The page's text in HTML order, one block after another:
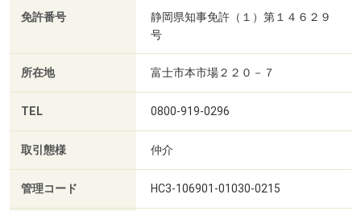
免許番号
静岡県知事免許（１）第１４６２９
号
所在地 富士市本市場２２０－７
TEL 0800-919-0296
取引態様 仲介
管理コード HC3-106901-01030-0215